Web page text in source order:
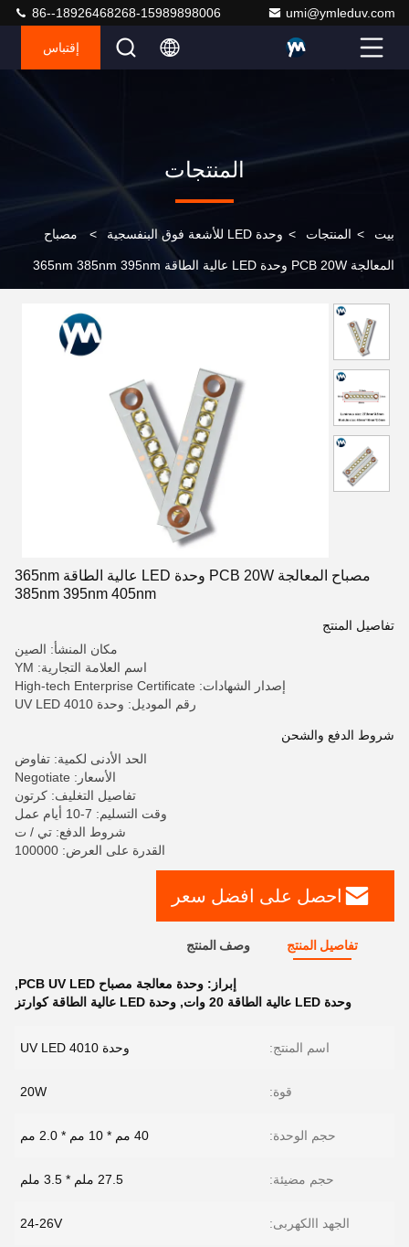
umi@ymleduv.com
86--18926468268-15989898006
إقتباس
المنتجات
بيت > المنتجات > وحدة LED للأشعة فوق البنفسجية > مصباح
المعالجة PCB 20W وحدة LED عالية الطاقة 365nm 385nm 395nm
مصباح المعالجة PCB 20W وحدة LED عالية الطاقة 365nm
385nm 395nm 405nm
تفاصيل المنتج
مكان المنشأ: الصين
اسم العلامة التجارية: YM
إصدار الشهادات: High-tech Enterprise Certificate
رقم الموديل: وحدة UV LED 4010
شروط الدفع والشحن
الحد الأدنى لكمية: تفاوض
الأسعار: Negotiate
تفاصيل التغليف: كرتون
وقت التسليم: 7-10 أيام عمل
شروط الدفع: تي / ت
القدرة على العرض: 100000
احصل على افضل سعر
تفاصيل المنتج وصف المنتج
إبراز: وحدة معالجة مصباح PCB UV LED
,
وحدة LED عالية الطاقة 20 وات
, وحدة LED عالية الطاقة كوارتز
اسم المنتج: وحدة UV LED 4010
قوة: 20W
حجم الوحدة: 40 مم * 10 مم * 2.0 مم
حجم مضيئة: 27.5 ملم * 3.5 ملم
الجهد االكهربى: 24-26V